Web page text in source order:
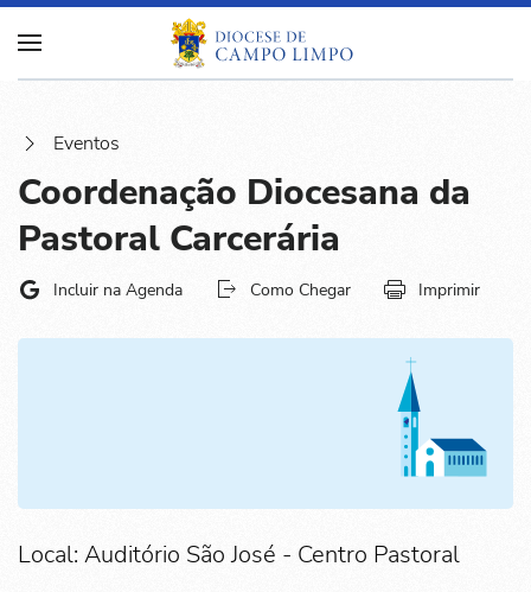
Eventos
Coordenação Diocesana da
Pastoral Carcerária
Incluir na Agenda Como Chegar Imprimir
Local: Auditório São José - Centro Pastoral